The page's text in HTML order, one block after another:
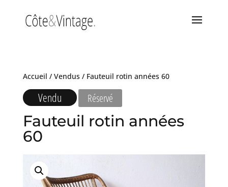
Accueil / Vendus/ Fauteuil rotin années 60
Vendu Réservé
Fauteuil rotin années
60